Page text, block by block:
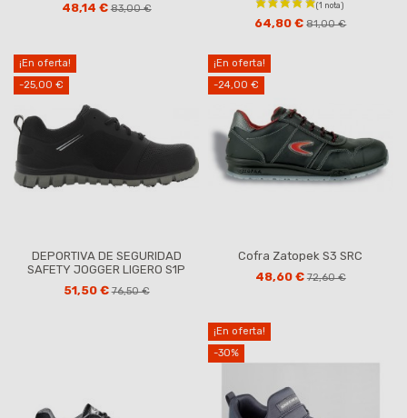
48,14 €83,00 €
64,80 €81,00 €
¡En oferta!
-25,00 €
DEPORTIVA DE SEGURIDAD
SAFETY JOGGER LIGERO S1P
51,50 €76,50 €
¡En oferta!
-24,00 €
Cofra Zatopek S3 SRC
48,60 € 72,60 €
¡En oferta!
-30%